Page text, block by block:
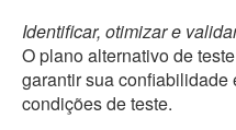
Identificar, otimizar e
O plano alternativo de
garantir sua
condições de teste.